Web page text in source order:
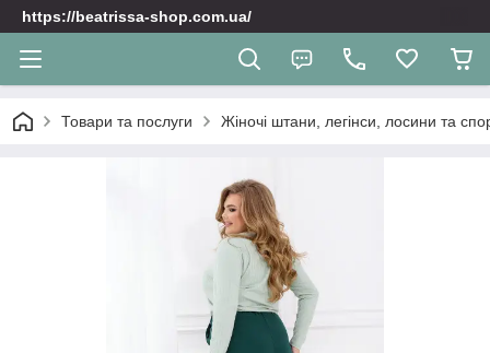
https://beatrissa-shop.com.ua/
Товари та послуги Жіночі штани, легінси, лосини та